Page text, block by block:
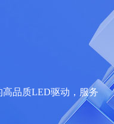
品质LED驱动，服务